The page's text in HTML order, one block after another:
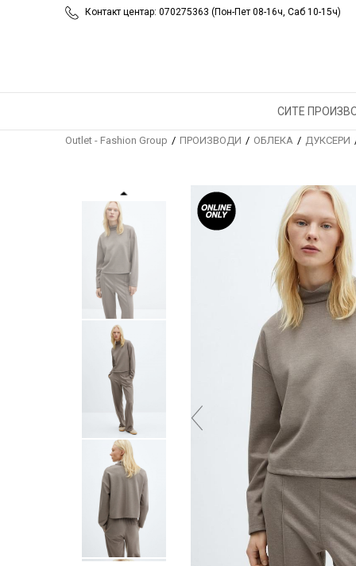
Контакт центар: 070275363 (Пон-Пет 08-16ч, Саб 10-15ч)
СИТЕ
Outlet - Fashion Group ПРОИЗВОДИ ОБЛЕКА ДУКСЕРИ